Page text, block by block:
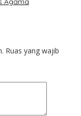
Ruas yang wajib